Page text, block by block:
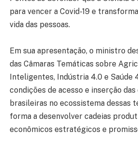
para vencer a Covid-19 e
vida das pessoas.
Em sua apresentação, o ministro
das Câmaras Temáticas sobre
Inteligentes, Indústria 4.0 e Saúde
condições de acesso e inserção
brasileiras no ecossistema dessas
forma a desenvolver cadeias
econômicos estratégicos e